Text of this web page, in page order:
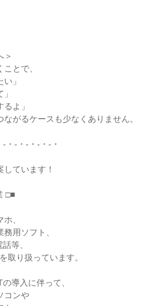
＞
とで、
」
よ」
がるケースも少なくありません。
・-・-・-・-・
ています！
□■
、
用ソフト、
等、
取り扱っています。
導入に伴って、
コンや